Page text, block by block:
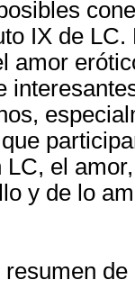
IX de
amor
LC, el
y de lo
resumen de